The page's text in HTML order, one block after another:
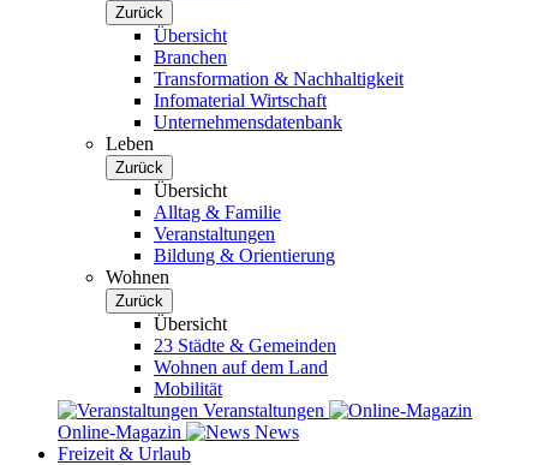
Zurück
Übersicht
Branchen
Transformation & Nachhaltigkeit
Infomaterial Wirtschaft
Unternehmensdatenbank
Leben
Zurück
Übersicht
Alltag & Familie
Veranstaltungen
Bildung & Orientierung
Wohnen
Zurück
Übersicht
23 Städte & Gemeinden
Wohnen auf dem Land
Mobilität
Veranstaltungen
Online-Magazin
News
Freizeit & Urlaub